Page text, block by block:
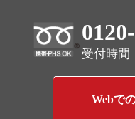
受付時
Webで